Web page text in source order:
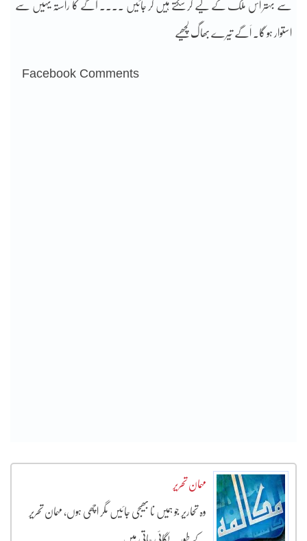
سے بہتر اس ملک کے لیے کر سکتے ہیں کر جائیں ۔۔۔۔ آگے کا راستہ یہیں سے
استوار ہو گا۔ اَگے تیرے بھاگ لچھیے
Facebook Comments
مہمان تحریر
وہ تحاریر جو ہمیں نا بھیجی جائیں مگر اچھی ہوں، مہمان تحریر